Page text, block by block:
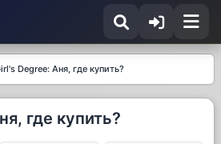
Degree: Аня, где купить?
где купить?